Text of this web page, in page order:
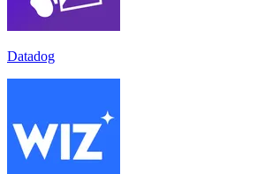
Datadog